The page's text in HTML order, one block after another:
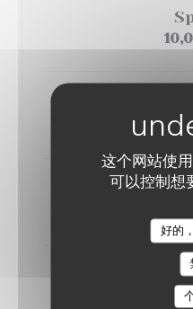
这个网站使
可以控制想
好的
LE